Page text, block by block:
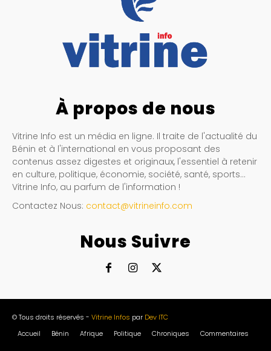
À propos de nous
Vitrine Info est un média en ligne. Il traite de l'actualité du
Bénin et à l'international en vous proposant des
contenus assez digestes et originaux, l'essentiel à retenir
en culture, politique, économie, société, santé, sports…
Vitrine Info, au parfum de l'information !
Contactez Nous: contact@vitrineinfo.com
Nous Suivre
© Tous droits réservés - Vitrine Infos par Dev ITC
Accueil
Bénin Afrique Politique Chroniques Commentaires